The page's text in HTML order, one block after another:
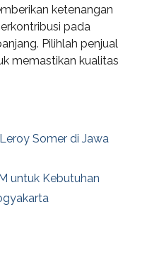
ketenangan
pada
Pilihlah penjual
memastikan kualitas
Somer di Jawa
untuk Kebutuhan